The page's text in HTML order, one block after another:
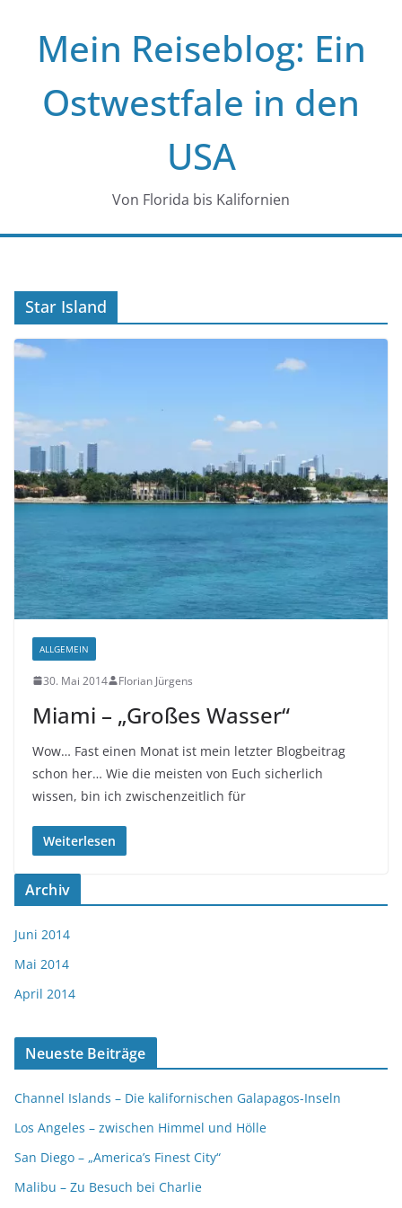
springenMein Reiseblog: Ein
Ostwestfale in den
USA
Von Florida bis Kalifornien
Star Island
ALLGEMEIN
30. Mai 2014 Florian Jürgens
Miami – „Großes Wasser“
Wow… Fast einen Monat ist mein letzter Blogbeitrag
schon her… Wie die meisten von Euch sicherlich
wissen, bin ich zwischenzeitlich für
Weiterlesen
Archiv
Juni 2014
Mai 2014
April 2014
Neueste Beiträge
Channel Islands – Die kalifornischen Galapagos-Inseln
Los Angeles – zwischen Himmel und Hölle
San Diego – „America’s Finest City“
Malibu – Zu Besuch bei Charlie